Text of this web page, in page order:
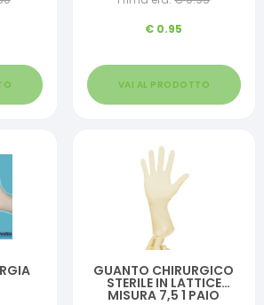
€ 0.95
VAI AL PRODOTTO
GUANTO CHIRURGICO
STERILE IN LATTICE
MISURA 7,5 1 PAIO